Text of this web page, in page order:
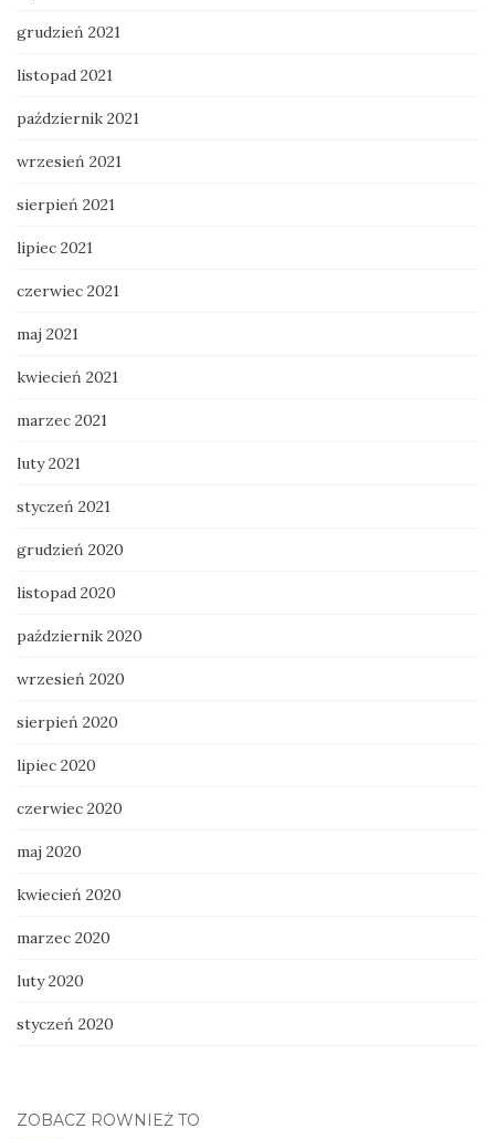
grudzień 2021
listopad 2021
październik 2021
wrzesień 2021
sierpień 2021
lipiec 2021
czerwiec 2021
maj 2021
kwiecień 2021
marzec 2021
luty 2021
styczeń 2021
grudzień 2020
listopad 2020
październik 2020
wrzesień 2020
sierpień 2020
lipiec 2020
czerwiec 2020
maj 2020
kwiecień 2020
marzec 2020
luty 2020
styczeń 2020
ZOBACZ RÓWNIEŻ TO